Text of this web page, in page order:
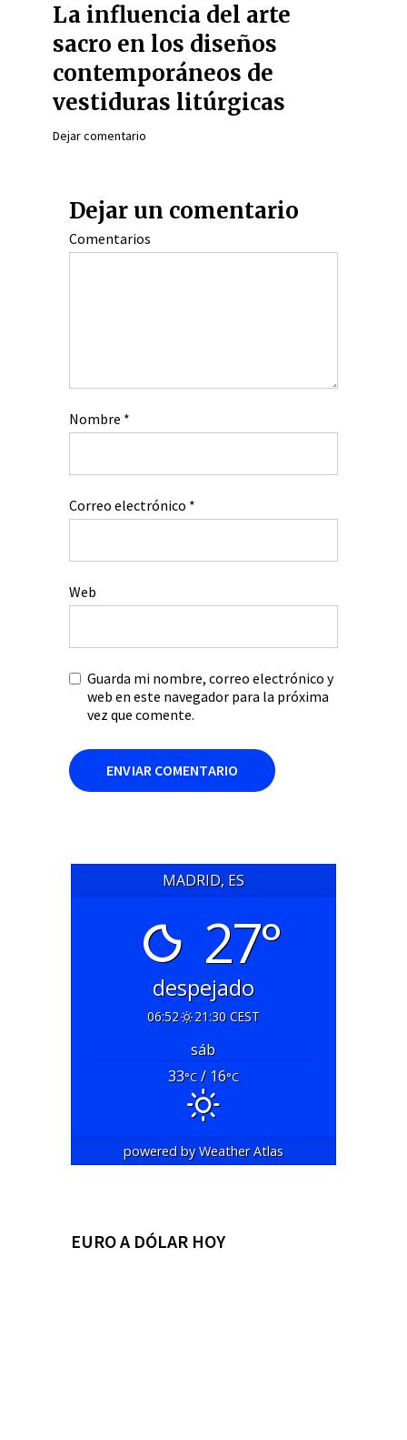
La influencia del arte
sacro en los diseños
contemporáneos de
vestiduras litúrgicas
Dejar comentario
Dejar un comentario
Comentarios
Nombre *
Correo electrónico *
Web
Guarda mi nombre, correo electrónico y
web en este navegador para la próxima
vez que comente.
MADRID, ES
27°
despejado
06:52 21:30 CEST
sáb
33°C/ 16°C
powered byWeather Atlas
EURO A DÓLAR HOY